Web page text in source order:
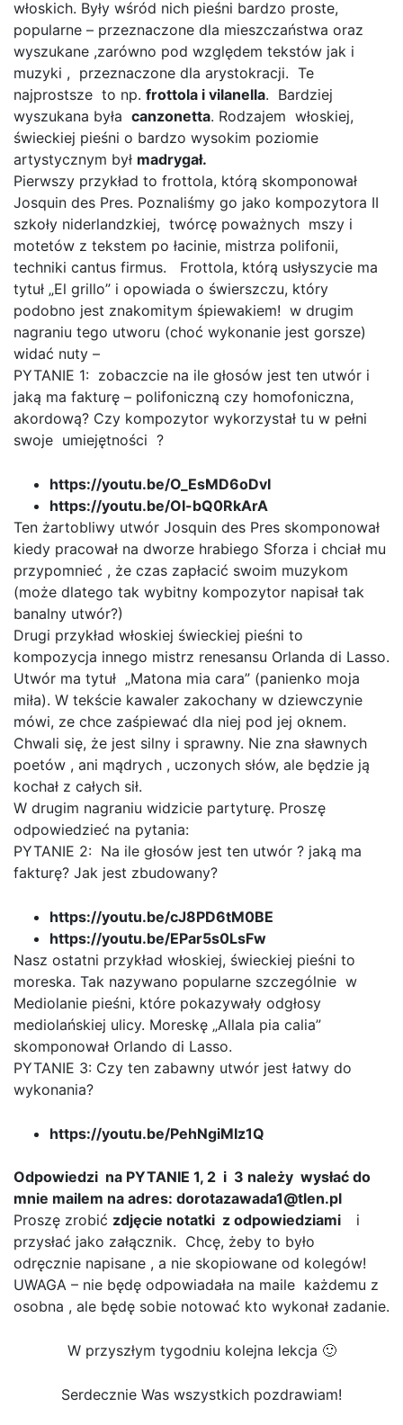
włoskich. Były wśród nich pieśni bardzo proste,
popularne – przeznaczone dla mieszczaństwa oraz
wyszukane ,zarówno pod względem tekstów jak i
muzyki , przeznaczone dla arystokracji. Te
najprostsze to np. frottola i vilanella. Bardziej
wyszukana była canzonetta. Rodzajem włoskiej,
świeckiej pieśni o bardzo wysokim poziomie
artystycznym był madrygał.
Pierwszy przykład to frottola, którą skomponował
Josquin des Pres. Poznaliśmy go jako kompozytora II
szkoły niderlandzkiej, twórcę poważnych mszy i
motetów z tekstem po łacinie, mistrza polifonii,
techniki cantus firmus. Frottola, którą usłyszycie ma
tytuł „El grillo” i opowiada o świerszczu, który
podobno jest znakomitym śpiewakiem! w drugim
nagraniu tego utworu (choć wykonanie jest gorsze)
widać nuty –
PYTANIE 1: zobaczcie na ile głosów jest ten utwór i
jaką ma fakturę – polifoniczną czy homofoniczna,
akordową? Czy kompozytor wykorzystał tu w pełni
swoje umiejętności ?
https://youtu.be/O_EsMD6oDvI
https://youtu.be/OI-bQ0RkArA
Ten żartobliwy utwór Josquin des Pres skomponował
kiedy pracował na dworze hrabiego Sforza i chciał mu
przypomnieć , że czas zapłacić swoim muzykom
(może dlatego tak wybitny kompozytor napisał tak
banalny utwór?)
Drugi przykład włoskiej świeckiej pieśni to
kompozycja innego mistrz renesansu Orlanda di Lasso.
Utwór ma tytuł „Matona mia cara” (panienko moja
miła). W tekście kawaler zakochany w dziewczynie
mówi, ze chce zaśpiewać dla niej pod jej oknem.
Chwali się, że jest silny i sprawny. Nie zna sławnych
poetów , ani mądrych , uczonych słów, ale będzie ją
kochał z całych sił.
W drugim nagraniu widzicie partyturę. Proszę
odpowiedzieć na pytania:
PYTANIE 2: Na ile głosów jest ten utwór ? jaką ma
fakturę? Jak jest zbudowany?
https://youtu.be/cJ8PD6tM0BE
https://youtu.be/EPar5s0LsFw
Nasz ostatni przykład włoskiej, świeckiej pieśni to
moreska. Tak nazywano popularne szczególnie w
Mediolanie pieśni, które pokazywały odgłosy
mediolańskiej ulicy. Moreskę „Allala pia calia”
skomponował Orlando di Lasso.
PYTANIE 3: Czy ten zabawny utwór jest łatwy do
wykonania?
https://youtu.be/PehNgiMIz1Q
Odpowiedzi na PYTANIE 1, 2 i 3 należy wysłać do
mnie mailem na adres: dorotazawada1@tlen.pl
Proszę zrobić zdjęcie notatki z odpowiedziami
i
przysłać jako załącznik. Chcę, żeby to było
odręcznie napisane , a nie skopiowane od kolegów!
UWAGA – nie będę odpowiadała na maile każdemu z
osobna , ale będę sobie notować kto wykonał zadanie.
W przyszłym tygodniu kolejna lekcja 🙂
Serdecznie Was wszystkich pozdrawiam!